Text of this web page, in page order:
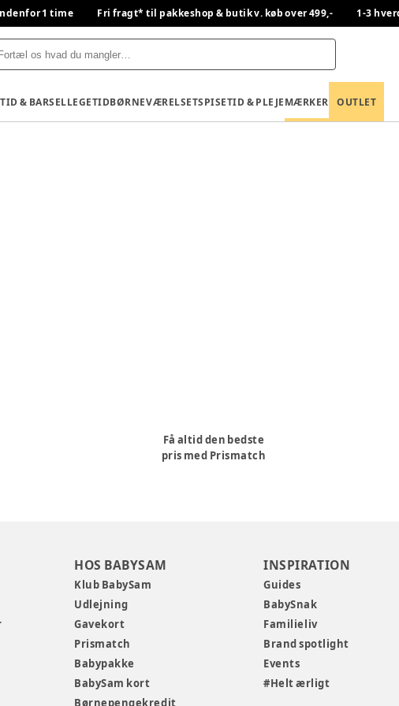
1 time Fri fragt* til pakkeshop & butik v. køb over 499,- 1-3
& BARSELLEGETIDBØRNEVÆRELSETSPISETID & PLEJEMÆRKER OUTLET
Få altid den bedste
pris med Prismatch
HOS BABYSAM
Klub BabySam
Udlejning
Gavekort
Prismatch
Babypakke
BabySam kort
Børnepengekredit
INSPIRATION
Guides
BabySnak
Familieliv
Brand spotlight
Events
#Helt ærligt